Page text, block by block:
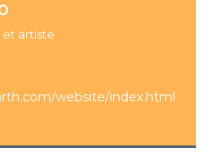
artiste
website/index.html